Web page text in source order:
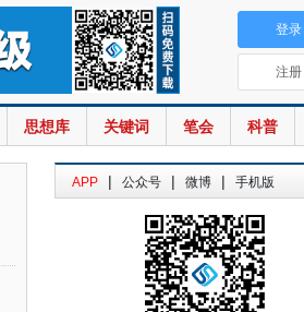
思想库 关键词 笔会 科普
登录
注册
APP | 公众号 | 微博 | 手机版